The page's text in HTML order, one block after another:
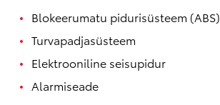
Blokeerumatu pidurisüsteem (ABS)
Turvapadjasüsteem
Elektrooniline seisupidur
Alarmiseade